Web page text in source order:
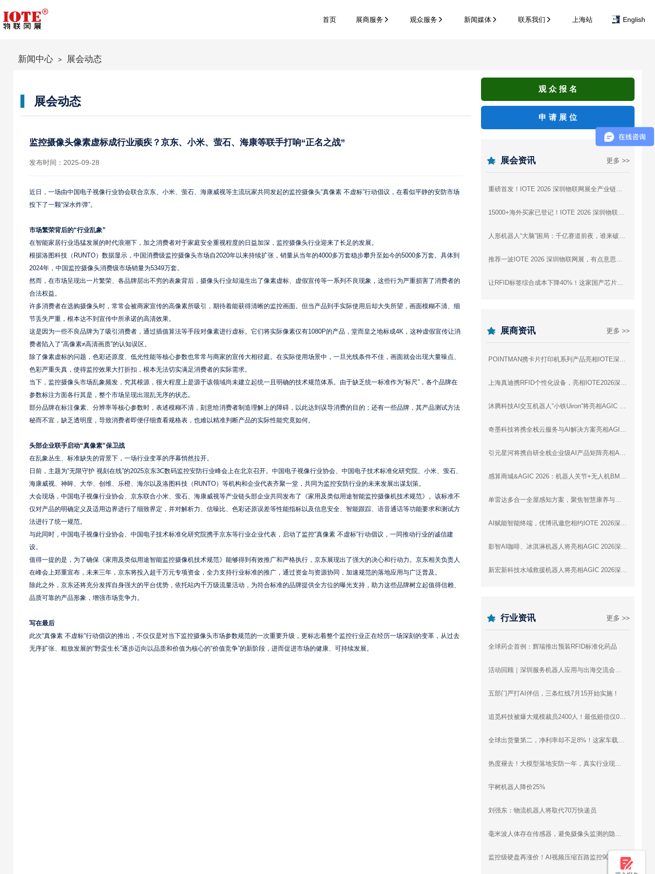
首页 展商服务 观众服务 新闻媒体 联系我们 上海站 English
新闻中心 > 展会动态
展会动态
监控摄像头像素虚标成行业顽疾？京东、小米、萤石、海康等联手打响“正名之战”
发布时间：2025-09-28
近日，一场由中国电子视像行业协会联合京东、小米、萤石、海康威视等主流玩家共同发起的监控摄像头“真像素 不虚标”行动倡议，在看似平静的安防市场
投下了一颗“深水炸弹”。
市场繁荣背后的“行业乱象”
在智能家居行业迅猛发展的时代浪潮下，加之消费者对于家庭安全重视程度的日益加深，监控摄像头行业迎来了长足的发展。
根据洛图科技（RUNTO）数据显示，中国消费级监控摄像头市场自2020年以来持续扩张，销量从当年的4000多万套稳步攀升至如今的5000多万套。具体到
2024年，中国监控摄像头消费级市场销量为5349万套。
然而，在市场呈现出一片繁荣、各品牌层出不穷的表象背后，摄像头行业却滋生出了像素虚标、虚假宣传等一系列不良现象，这些行为严重损害了消费者的
合法权益。
许多消费者在选购摄像头时，常常会被商家宣传的高像素所吸引，期待着能获得清晰的监控画面。但当产品到手实际使用后却大失所望，画面模糊不清、细
节丢失严重，根本达不到宣传中所承诺的高清效果。
这是因为一些不良品牌为了吸引消费者，通过插值算法等手段对像素进行虚标。它们将实际像素仅有1080P的产品，堂而皇之地标成4K，这种虚假宣传让消
费者陷入了“高像素≠高清画质”的认知误区。
除了像素虚标的问题，色彩还原度、低光性能等核心参数也常常与商家的宣传大相径庭。在实际使用场景中，一旦光线条件不佳，画面就会出现大量噪点、
色彩严重失真，使得监控效果大打折扣，根本无法切实满足消费者的实际需求。
当下，监控摄像头市场乱象频发，究其根源，很大程度上是源于该领域尚未建立起统一且明确的技术规范体系。由于缺乏统一标准作为“标尺”，各个品牌在
参数标注方面各行其是，整个市场呈现出混乱无序的状态。
部分品牌在标注像素、分辨率等核心参数时，表述模糊不清，刻意给消费者制造理解上的障碍，以此达到误导消费的目的；还有一些品牌，其产品测试方法
秘而不宣，缺乏透明度，导致消费者即便仔细查看规格表，也难以精准判断产品的实际性能究竟如何。
头部企业联手启动“真像素”保卫战
在乱象丛生、标准缺失的背景下，一场行业变革的序幕悄然拉开。
日前，主题为“无限守护 视刻在线”的2025京东3C数码监控安防行业峰会上在北京召开。中国电子视像行业协会、中国电子技术标准化研究院、小米、萤石、
海康威视、神眸、大华、创维、乐橙、海尔以及洛图科技（RUNTO）等机构和企业代表齐聚一堂，共同为监控安防行业的未来发展出谋划策。
大会现场，中国电子视像行业协会、京东联合小米、萤石、海康威视等产业链头部企业共同发布了《家用及类似用途智能监控摄像机技术规范》。该标准不
仅对产品的明确定义及适用边界进行了细致界定，并对解析力、信噪比、色彩还原误差等性能指标以及信息安全、智能跟踪、语音通话等功能要求和测试方
法进行了统一规范。
与此同时，中国电子视像行业协会、中国电子技术标准化研究院携手京东等行业企业代表，启动了监控“真像素 不虚标”行动倡议，一同推动行业的诚信建
设。
值得一提的是，为了确保《家用及类似用途智能监控摄像机技术规范》能够得到有效推广和严格执行，京东展现出了强大的决心和行动力。京东相关负责人
在峰会上郑重宣布，未来三年，京东将投入超千万元专项资金，全力支持行业标准的推广，通过资金与资源协同，加速规范的落地应用与广泛普及。
除此之外，京东还将充分发挥自身强大的平台优势，依托站内千万级流量活动，为符合标准的品牌提供全方位的曝光支持，助力这些品牌树立起值得信赖、
品质可靠的产品形象，增强市场竞争力。
写在最后
此次“真像素 不虚标”行动倡议的推出，不仅仅是对当下监控摄像头市场参数规范的一次重要升级，更标志着整个监控行业正在经历一场深刻的变革，从过去
无序扩张、粗放发展的“野蛮生长”逐步迈向以品质和价值为核心的“价值竞争”的新阶段，进而促进市场的健康、可持续发展。
观众报名
申请展位
展会资讯 更多 >>
重磅首发！IOTE 2026 深圳物联网展全产业链参展商图谱，逛展找厂商一站式攻略
15000+海外买家已登记！IOTE 2026 深圳物联网展，AI硬件出海为什么非来不可？
人形机器人“大脑”困局：千亿赛道前夜，谁来破局？
推荐一波IOTE 2026 深圳物联网展，有点意思的高精尖+趣味黑科技展品！
让RFID标签综合成本下降40%！这家国产芯片公司是怎么做到的
展商资讯 更多 >>
POINTMAN携卡片打印机系列产品亮相IOTE深圳物联网展，与您相约8月展会9号馆9D91交流
上海真迪携RFID个性化设备，亮相IOTE2026深圳物联网展 - 与您相约8月展会9号馆9D64交流
沐腾科技AI交互机器人“小铁Uiron”将亮相AGIC 2026深圳通用人工智能展
奇墨科技将携全栈云服务与AI解决方案亮相AGIC 2026深圳通用人工智能展
引元星河将携自研全栈企业级AI产品矩阵亮相AGIC 2026深圳通用人工智能展
感算商城&AGIC 2026：机器人关节+无人机BMS+灵巧手，一站式驱动智能未来
单雷达多合一全屋感知方案，聚焦智慧康养与全屋智能 | 云帆瑞达即将亮相IOTE 2026深圳展
AI赋能智能终端，优博讯邀您相约IOTE 2026深圳国际物联网展
影智AI咖啡、冰淇淋机器人将亮相AGIC 2026深圳通用人工智能展，展示数字劳动力新形态
新宏新科技水域救援机器人将亮相AGIC 2026深圳通用人工智能展
行业资讯 更多 >>
全球药企首例：辉瑞推出预装RFID标准化药品
活动回顾｜深圳服务机器人应用与出海交流会圆满落幕：梯控、清洁、配送、烹饪、工业机器人同台分享，合规、渠道、场景干货全覆盖
五部门严打AI伴侣，三条红线7月15开始实施！
追觅科技被爆大规模裁员2400人！最低赔偿仅0.5月工资
全球出货量第二，净利率却不足8%！这家车载智慧影像设备企业递表港交所
热度褪去！大模型落地安防一年，真实行业现状远超想象
宇树机器人降价25%
刘强东：物流机器人将取代70万快递员
毫米波人体存在传感器，避免摄像头监测的隐私问题
监控级硬盘再涨价！AI视频压缩百路监控90天存储立省30万